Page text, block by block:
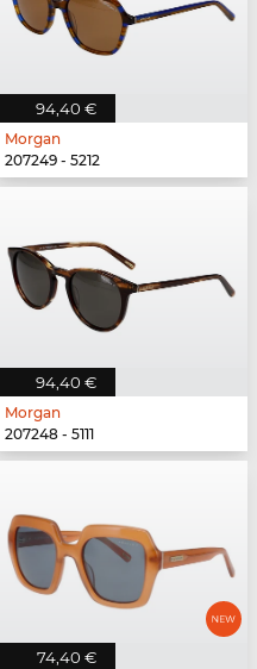
94,40 €
Morgan
207249 - 5212
94,40 €
Morgan
207248 - 5111
74,40 €